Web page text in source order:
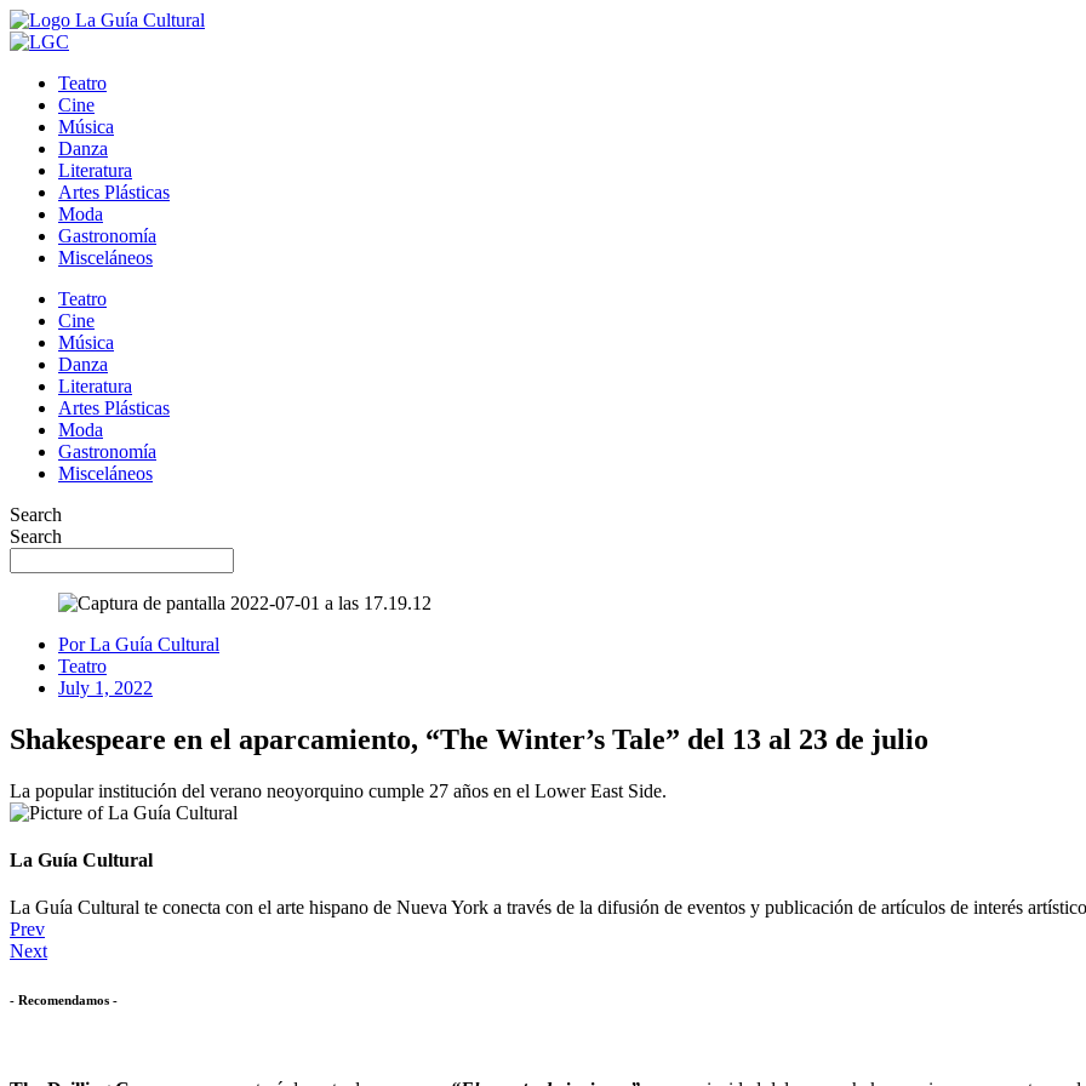
Teatro
Cine
Música
Danza
Literatura
Artes Plásticas
Moda
Gastronomía
Misceláneos
Teatro
Cine
Música
Danza
Literatura
Artes Plásticas
Moda
Gastronomía
Misceláneos
Search
Search
PorLa Guía Cultural
Teatro
July 1, 2022
Shakespeare en el aparcamiento, “The Winter’s Tale” del 13 al 23 de julio
La popular institución del verano neoyorquino cumple 27 años en el Lower East Side.
La Guía Cultural
La Guía Cultural te conecta con el arte hispano de Nueva York a través de la difusión de eventos y publicación de artículos de interés
Prev
Next
- Recomendamos -